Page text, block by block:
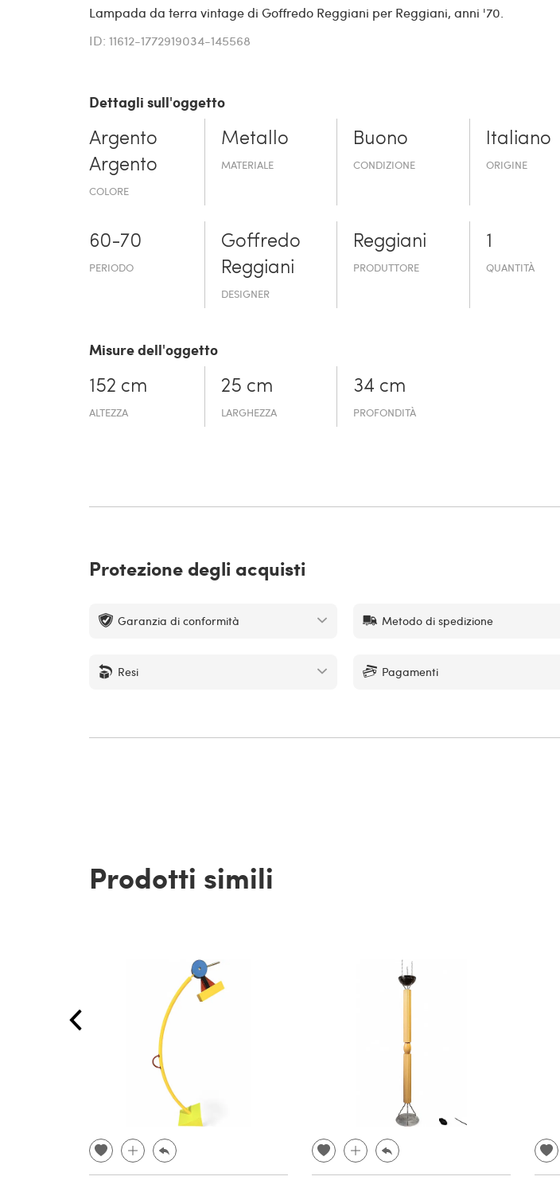
Lampada da terra vintage di Goffredo Reggiani per Reggiani, anni '70.
ID: 11612-1772919034-145568
Dettagli sull'oggetto
Argento
Argento
COLORE
Metallo
MATERIALE
Buono
CONDIZIONE
Italiano
ORIGINE
60-70
PERIODO
Goffredo
Reggiani
DESIGNER
Reggiani
PRODUTTORE
1
QUANTITÀ
Misure dell'oggetto
152 cm
ALTEZZA
25 cm
LARGHEZZA
34 cm
PROFONDITÀ
Protezione degli acquisti
Garanzia di conformità Metodo di spedizione
Resi Pagamenti
Prodotti simili